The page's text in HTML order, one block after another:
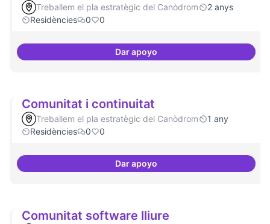
Treballem el pla estratègic del Canòdrom
2 anys
Residències
0 0
Dar apoyo Comunitat
Comunitat i continuitat
Treballem el pla estratègic del Canòdrom
1 any
Residències
0 0
Dar apoyoComunitat i continuitat
Comunitat software lliure